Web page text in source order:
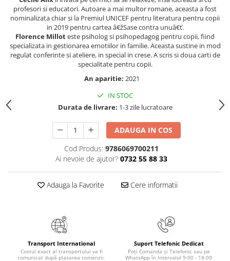
Primele notiuni
Carti de colorat
COLOREAZA CU PRIETENII
De colorat
Codul copiilor de succes
Clubul Premiantilor
Super pitici 2-5 ani
Dezvoltare personala
Kids Book Club
Legende istorice
profesori si educatori. Autoare a mai multor romane, aceasta a fost
nominalizata chiar si la Premiul UNICEF pentru literatura pentru copii
in 2019 pentru cartea â€žSase contra unuâ€ť.
Florence Milloteste psiholog si psihopedagog pentru copii, fiind
specializata in gestionarea emotiilor in familie. Aceasta sustine in mod
regulat conferinte si ateliere, in special in crese. A scris si doua carti de
specialitate pentru copii.
An aparitie: 2021
IN STOC
Durata de livrare: 1-3 zile lucratoare
ADAUGA IN COS
Cod Produs: 9786069700211
Ai nevoie de ajutor? 0732 55 88 33
Adauga la Favorite Cere informatii
Transport International
Costul exact al transportului va fi
comunicat după plasarea comenzii.
Suport Telefonic Dedicat
Poți Comanda și Telefonic sau pe
WhatsApp în Intervalul 9:00 - 18:00